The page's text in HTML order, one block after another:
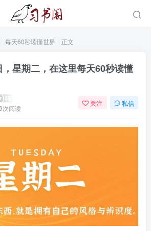
每天60秒读懂世界 正文
星期二，在这里每天60秒读懂
次阅读
关注 私信